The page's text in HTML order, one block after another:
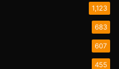
1,123
683
607
455